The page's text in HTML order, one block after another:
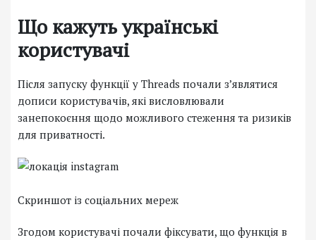
Що кажуть українські
користувачі
Після запуску функції у Threads почали зʼявлятися
дописи користувачів, які висловлювали
занепокоєння щодо можливого стеження та ризиків
для приватності.
Скриншот із соціальних мереж
Згодом користувачі почали фіксувати, що функція в